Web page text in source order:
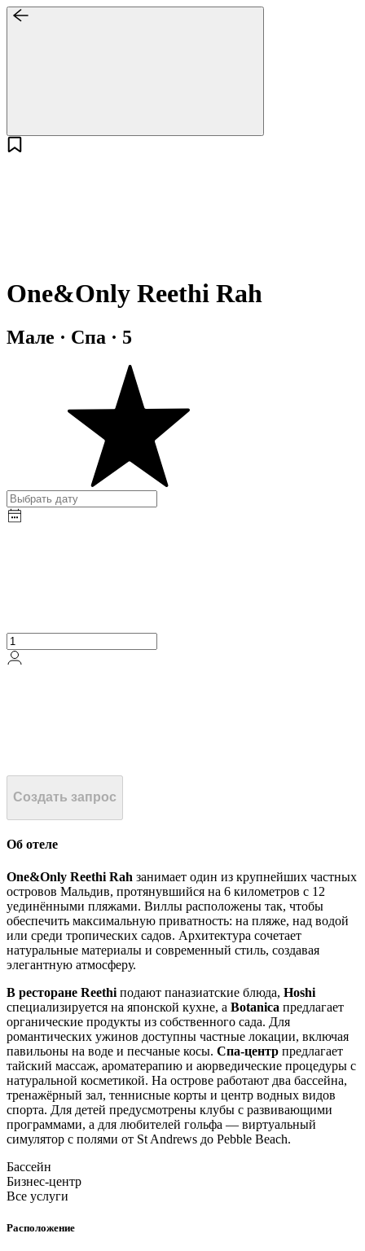
One&Only Reethi Rah
Мале · Спа · 5
Создать запрос
Об отеле
One&Only Reethi Rah занимает один из крупнейших частных
островов Мальдив, протянувшийся на 6 километров с 12
уединёнными пляжами. Виллы расположены так, чтобы
обеспечить максимальную приватность: на пляже, над водой
или среди тропических садов. Архитектура сочетает
натуральные материалы и современный стиль, создавая
элегантную атмосферу.
В ресторане Reethi подают паназиатские блюда, Hoshi
специализируется на японской кухне, а Botanica предлагает
органические продукты из собственного сада. Для
романтических ужинов доступны частные локации, включая
павильоны на воде и песчаные косы. Спа-центр предлагает
тайский массаж, ароматерапию и аюрведические процедуры с
натуральной косметикой. На острове работают два бассейна,
тренажёрный зал, теннисные корты и центр водных видов
спорта. Для детей предусмотрены клубы с развивающими
программами, а для любителей гольфа — виртуальный
симулятор с полями от St Andrews до Pebble Beach.
Бассейн
Бизнес-центр
Все услуги
Расположение